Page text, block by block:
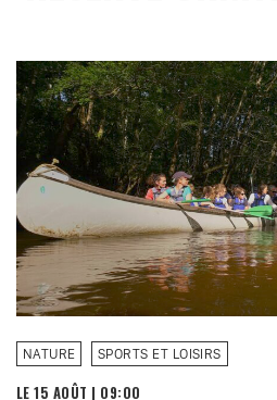
NATURE SPORTS ET LOISIRS
LE 15 AOÛT | 09:00